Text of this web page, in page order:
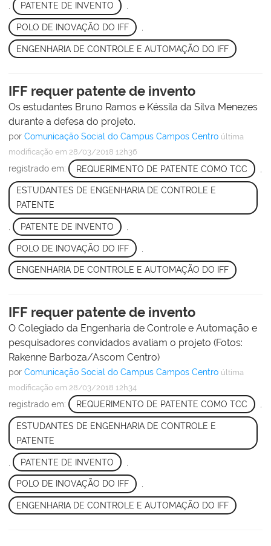
, PATENTE DE INVENTO ,
POLO DE INOVAÇÃO DO IFF
ENGENHARIA DE CONTROLE E AUTOMAÇÃO DO IFF
IFF requer patente de invento
Os estudantes Bruno Ramos e Késsila da Silva Menezes
durante a defesa do projeto.
por Comunicação Social do Campus Campos Centro última
modificação em 28/03/2018 12h36
registrado em: REQUERIMENTO DE PATENTE COMO TCC
ESTUDANTES DE ENGENHARIA DE CONTROLE E
PATENTE
PATENTE DE INVENTO
POLO DE INOVAÇÃO DO IFF
ENGENHARIA DE CONTROLE E AUTOMAÇÃO DO IFF
IFF requer patente de invento
O Colegiado da Engenharia de Controle e Automação e
pesquisadores convidados avaliam o projeto (Fotos:
Rakenne Barboza/Ascom Centro)
por Comunicação Social do Campus Campos Centro última
modificação em 28/03/2018 12h34
registrado em: REQUERIMENTO DE PATENTE COMO TCC
ESTUDANTES DE ENGENHARIA DE CONTROLE E
PATENTE
PATENTE DE INVENTO
POLO DE INOVAÇÃO DO IFF ,
ENGENHARIA DE CONTROLE E AUTOMAÇÃO DO IFF